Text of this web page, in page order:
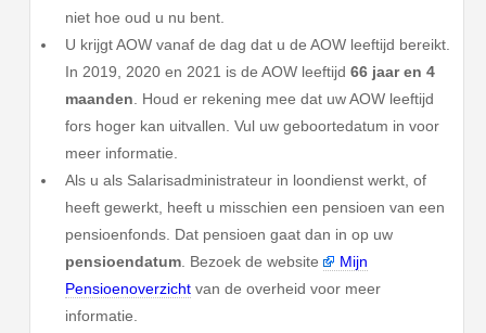
niet hoe oud u nu bent.
U krijgt AOW vanaf de dag dat u de AOW leeftijd bereikt.
In 2019, 2020 en 2021 is de AOW leeftijd 66 jaar en 4
maanden . Houd er rekening mee dat uw AOW leeftijd
fors hoger kan uitvallen. Vul uw geboortedatum in voor
meer informatie.
Als u als Salarisadministrateur in loondienst werkt, of
heeft gewerkt, heeft u misschien een pensioen van een
pensioenfonds. Dat pensioen gaat dan in op uw
pensioendatum. Bezoek de website
Mijn
Pensioenoverzichtvan de overheid voor meer
informatie.